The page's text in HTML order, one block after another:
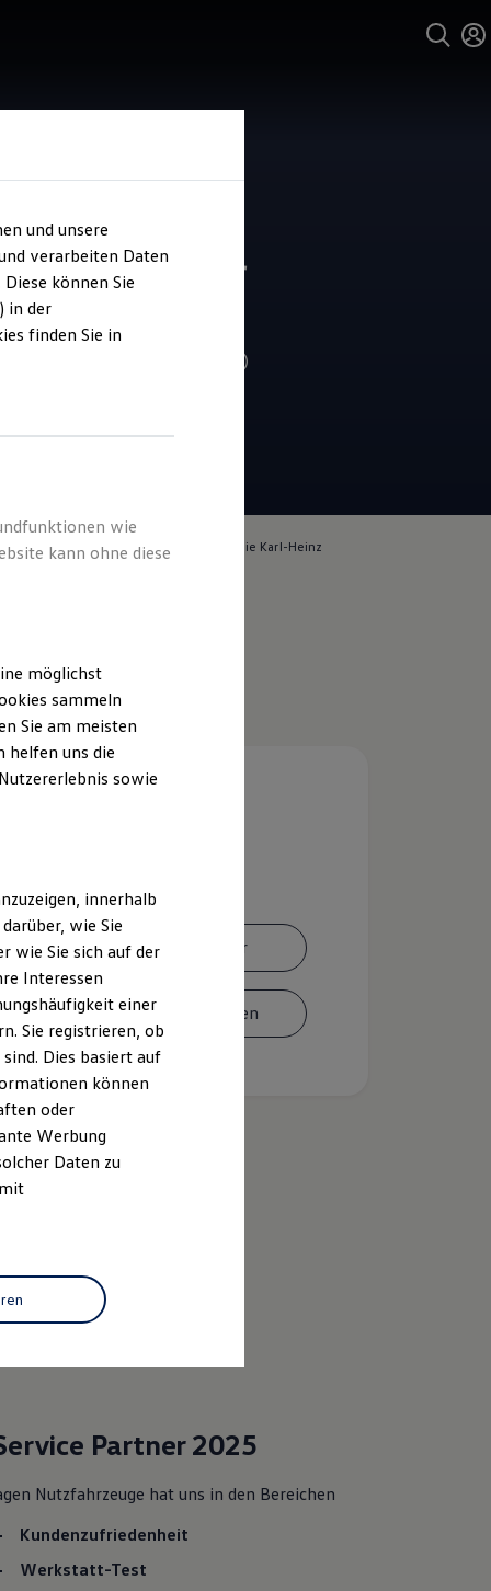
Heinz Diether
für die Inhalte auf dieser Seite ist die Karl-Heinz
Ansprechpartner
Termin vereinbaren
Partner 2025
Nutzfahrzeuge hat uns in den Bereichen
Kundenzufriedenheit
Werkstatt-Test
und unsere
verarbeiten Daten
können Sie
in der
finden Sie in
wie
kann ohne diese
möglichst
sammeln
Sie am meisten
helfen uns die
sowie
innerhalb
wie Sie
wie Sie sich auf der
Interessen
einer
Sie registrieren, ob
Dies basiert auf
können
oder
Werbung
Daten zu